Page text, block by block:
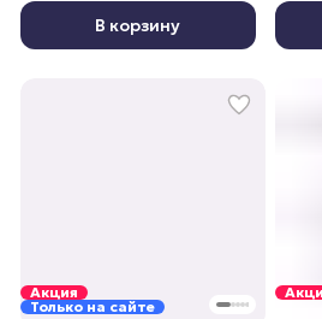
В корзину
Акция
Только на сайте